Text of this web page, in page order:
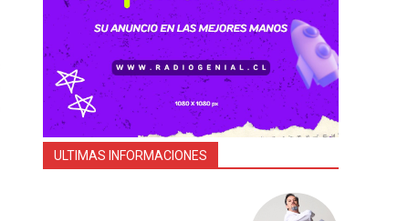
ULTIMAS INFORMACIONES